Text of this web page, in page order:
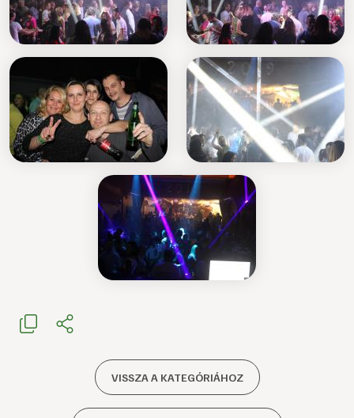
VISSZA A KATEGÓRIÁHOZ